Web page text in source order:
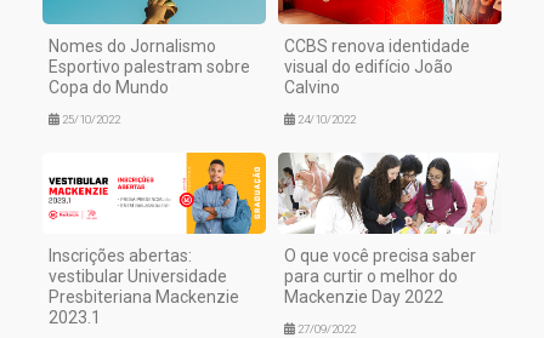
Nomes do Jornalismo
Esportivo palestram sobre
Copa do Mundo
25/10/2022
CCBS renova identidade
visual do edifício João
Calvino
24/10/2022
Inscrições abertas:
vestibular Universidade
Presbiteriana Mackenzie
2023.1
O que você precisa saber
para curtir o melhor do
Mackenzie Day 2022
27/09/2022